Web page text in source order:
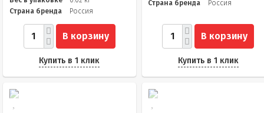
Страна бренда
Россия
В корзину
Купить в 1 клик
Страна бренда
Россия
В корзину
Купить в 1 клик